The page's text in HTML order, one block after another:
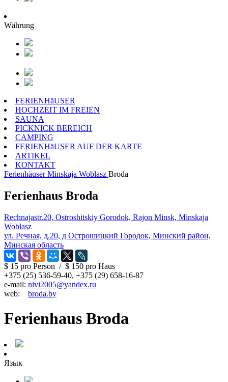
Währung
FERIENHäUSER
HOCHZEIT IM FREIEN
SAUNA
PICKNICK BEREICH
CAMPING
FERIENHäUSER AUF DER KARTE
ARTIKEL
KONTAKT
Ferienhäuser Minskaja Woblasz Broda
Ferienhaus Broda
Rechnajastr.20, Ostroshitskiy Gorodok, Rajon Minsk, Minskaja
Woblasz
ул. Речная, д.20, д Острошицкий Городок, Минский район,
Минская область
$ 15 pro Person / $ 150 pro Haus
+375 (25) 536-59-40, +375 (29) 658-16-87
e-mail: nivi2005@yandex.ru
web: broda.by
Ferienhaus Broda
Язык